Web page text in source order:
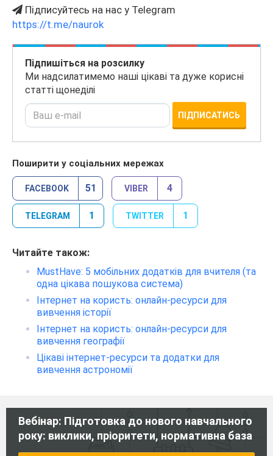
Підписуйтесь на нас у Telegram
https://t.me/naurok
Підпишіться на розсилку
Ми надсилатимемо наші цікаві та дуже корисні
статті щонеділі
ПІДПИСАТИСЬ
Поширити у соціальних мережах
FACEBOOK 51 VIBER 4
TELEGRAM 1 TWITTER 1
Читайте також:
MustHave: 5 мобільних додатків для вчителя (та
одна цікава пошукова система)
Інтернет на користь: онлайн-ресурси для
вивчення історії
Інтернет на користь: онлайн-ресурси для
вивчення географії
Цікаві інтернет-ресурси та додатки для
вивчення астрономії
Вебінар: Підготовка до нового навчального
року: виклики, пріоритети, нормативна база